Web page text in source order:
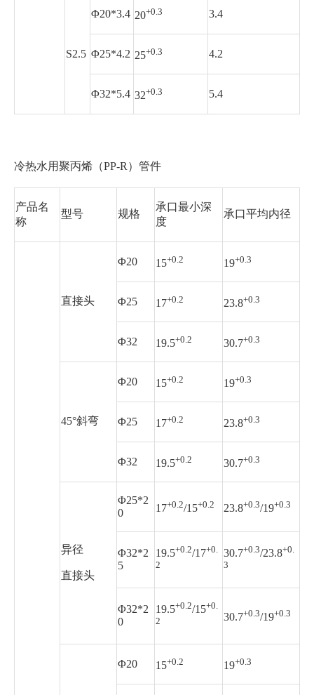
S2.5
Φ20*3.4 20+0.3 3.4
Φ25*4.2 25+0.3 4.2
Φ32*5.4 32+0.3 5.4
冷热水用聚丙烯（PP-R）管件
产品名
称
型号 规格
承口最小深
度
承口平均内径
直接头
Φ20 15+0.2 19+0.3
Φ25 17+0.2 23.8+0.3
Φ32 19.5+0.2 30.7+0.3
45°斜弯
Φ20 15+0.2 19+0.3
Φ25 17+0.2 23.8+0.3
Φ32 19.5+0.2 30.7+0.3
异径
直接头
Φ25*2
0
17+0.2/15+0.2 23.8+0.3/19+0.3
Φ32*2
5
19.5+0.2/17+0.
2
30.7+0.3/23.8+0.
3
Φ32*2
0
19.5+0.2/15+0.
2
30.7+0.3/19+0.3
Φ20 15+0.2 19+0.3